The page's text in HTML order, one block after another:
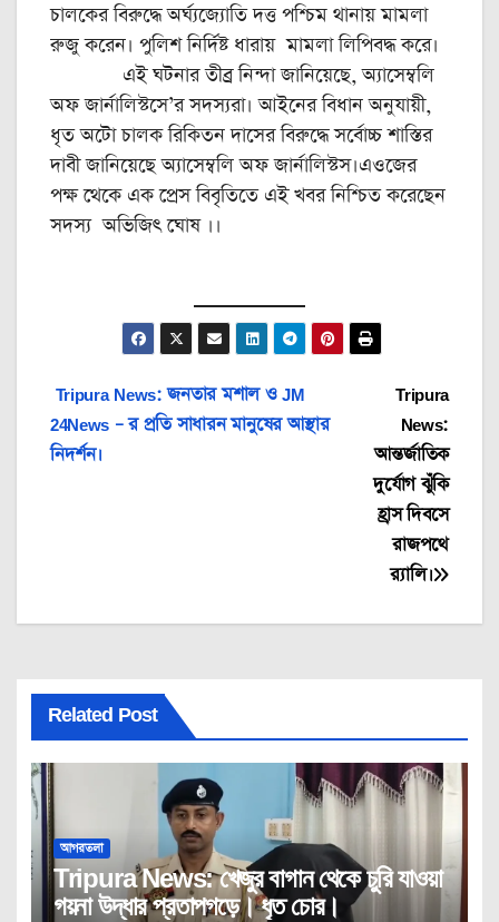
চালকের বিরুদ্ধে অর্ঘ্যজ্যোতি দত্ত পশ্চিম থানায় মামলা
রুজু করেন। পুলিশ নির্দিষ্ট ধারায় মামলা লিপিবদ্ধ করে।
এই ঘটনার তীব্র নিন্দা জানিয়েছে, অ্যাসেম্বলি
অফ জার্নালিস্টসে’র সদস্যরা। আইনের বিধান অনুযায়ী,
ধৃত অটো চালক রিকিতন দাসের বিরুদ্ধে সর্বোচ্চ শাস্তির
দাবী জানিয়েছে অ্যাসেম্বলি অফ জার্নালিস্টস।এওজের
পক্ষ থেকে এক প্রেস বিবৃতিতে এই খবর নিশ্চিত করেছেন
সদস্য অভিজিৎ ঘোষ ।।
Post
navigation
Tripura
News:
আন্তর্জাতিক
দুর্যোগ ঝুঁকি
হ্রাস দিবসে
রাজপথে
র‍্যালি।
Tripura News: জনতার মশাল ও JM
24News – র প্রতি সাধারন মানুষের আস্থার
নিদর্শন।
Related Post
আগরতলা
Tripura News: খেজুর বাগান থেকে চুরি যাওয়া
গয়না উদ্ধার প্রতাপগড়ে। ধৃত চোর।